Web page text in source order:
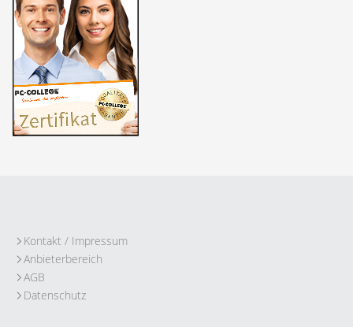
Kontakt / Impressum
Anbieterbereich
AGB
Datenschutz